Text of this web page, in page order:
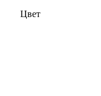
Цвет